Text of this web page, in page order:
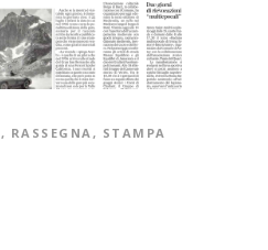
, RASSEGNA, STAMPA